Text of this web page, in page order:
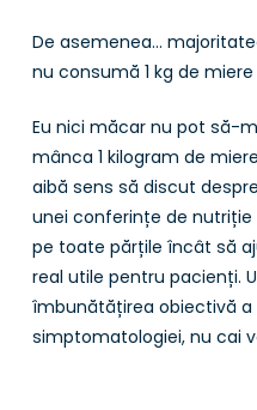
De asemenea…
nu consumă 1 kg de miere
Eu nici măcar nu pot să-
mânca 1 kilogram de
aibă sens să discut
unei conferințe de
pe toate părțile încât să
real utile pentru pacienți.
îmbunătățirea obiectivă a
simptomatologiei, nu cai